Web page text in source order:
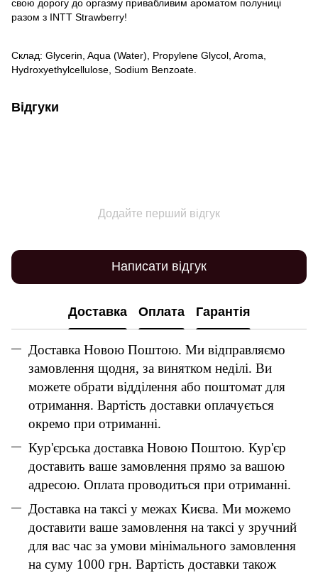
свою дорогу до оргазму привабливим ароматом полуниці
разом з INTT Strawberry!
Склад: Glycerin, Aqua (Water), Propylene Glycol, Aroma,
Hydroxyethylcellulose, Sodium Benzoate.
Відгуки
Додайте перший відгук
Написати відгук
Доставка Оплата Гарантія
Доставка Новою Поштою. Ми відправляємо
замовлення щодня, за винятком неділі. Ви
можете обрати відділення або поштомат для
отримання. Вартість доставки оплачується
окремо при отриманні.
Кур'єрська доставка Новою Поштою. Кур'єр
доставить ваше замовлення прямо за вашою
адресою. Оплата проводиться при отриманні.
Доставка на таксі у межах Києва. Ми можемо
доставити ваше замовлення на таксі у зручний
для вас час за умови мінімального замовлення
на суму 1000 грн. Вартість доставки також